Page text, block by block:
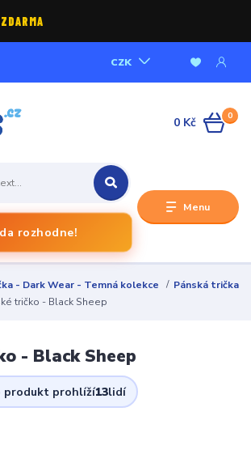
ZDARMA
Menu
CZK
rozhodne!
0
0 Kč
- Dark Wear - Temná kolekce
Pánská trička
tričko - Black Sheep
- Black Sheep
produkt prohlíží13lidí